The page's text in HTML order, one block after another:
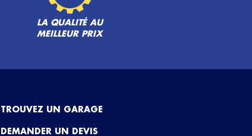
LA QUALITÉ AU
MEILLEUR PRIX
TROUVEZ UN GARAGE
DEMANDER UN DEVIS